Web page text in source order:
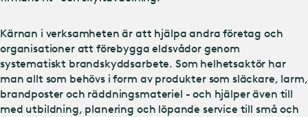
Kärnan i verksamheten är att hjälpa andra företag och
organisationer att förebygga eldsvådor genom
systematiskt brandskyddsarbete. Som helhetsaktör har
man allt som behövs i form av produkter som släckare, larm,
brandposter och räddningsmateriel - och hjälper även till
med utbildning, planering och löpande service till små och